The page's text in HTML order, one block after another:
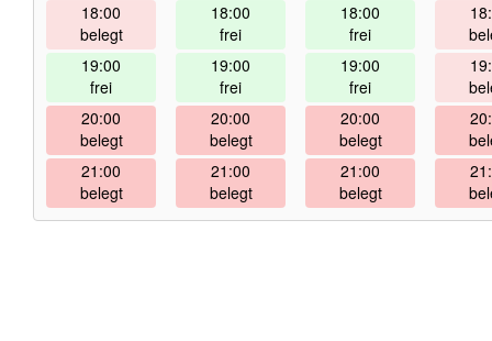
18:00
belegt
19:00
frei
20:00
belegt
21:00
belegt
18:00
frei
19:00
frei
20:00
belegt
21:00
belegt
18:00
frei
19:00
frei
20:00
belegt
21:00
belegt